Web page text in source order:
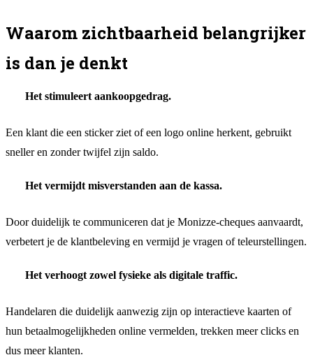
Waarom zichtbaarheid belangrijker
is dan je denkt
Het stimuleert aankoopgedrag.
Een klant die een sticker ziet of een logo online herkent, gebruikt
sneller en zonder twijfel zijn saldo.
Het vermijdt misverstanden aan de kassa.
Door duidelijk te communiceren dat je Monizze-cheques aanvaardt,
verbetert je de klantbeleving en vermijd je vragen of teleurstellingen.
Het verhoogt zowel fysieke als digitale traffic.
Handelaren die duidelijk aanwezig zijn op interactieve kaarten of
hun betaalmogelijkheden online vermelden, trekken meer clicks en
dus meer klanten.